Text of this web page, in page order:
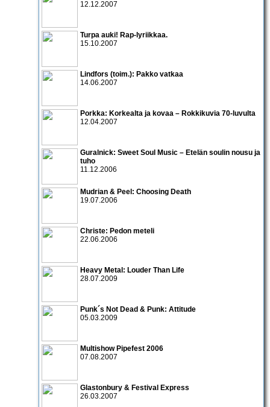
12.12.2007
Turpa auki! Rap-lyriikkaa.
15.10.2007
Lindfors (toim.): Pakko vatkaa
14.06.2007
Porkka: Korkealta ja kovaa – Rokkikuvia 70-luvulta
12.04.2007
Guralnick: Sweet Soul Music – Etelän soulin nousu ja
tuho
11.12.2006
Mudrian & Peel: Choosing Death
19.07.2006
Christe: Pedon meteli
22.06.2006
Heavy Metal: Louder Than Life
28.07.2009
Punk´s Not Dead & Punk: Attitude
05.03.2009
Multishow Pipefest 2006
07.08.2007
Glastonbury & Festival Express
26.03.2007